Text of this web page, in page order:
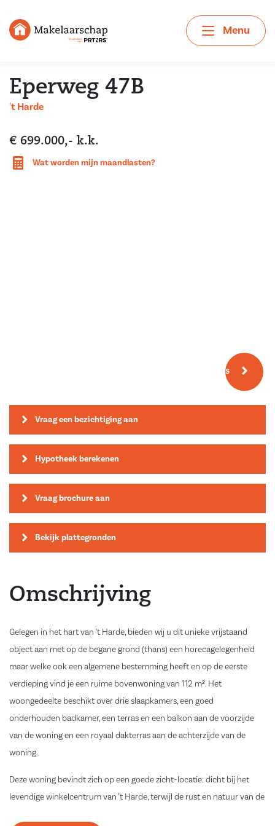
Menu
Eperweg 47B
't Harde
€ 699.000,- k.k.
Wat worden mijn maandlasten?
Meer fotos
Vraag een bezichtiging aan
Hypotheek berekenen
Vraag brochure aan
Bekijk plattegronden
Omschrijving
Gelegen in het hart van ’t Harde, bieden wij u dit unieke vrijstaand
object aan met op de begane grond (thans) een horecagelegenheid
maar welke ook een algemene bestemming heeft en op de eerste
verdieping vind je een ruime bovenwoning van 112 m². Het
woongedeelte beschikt over drie slaapkamers, een goed
onderhouden badkamer, een terras en een balkon aan de voorzijde
van de woning en een royaal dakterras aan de achterzijde van de
woning.
Deze woning bevindt zich op een goede zicht-locatie: dicht bij het
levendige winkelcentrum van ’t Harde, terwijl de rust en natuur van de